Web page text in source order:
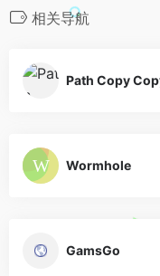
相关导航
Path Copy
Wormhole
GamsGo